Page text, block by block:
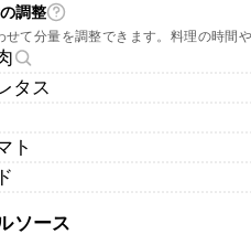
調整
せて分量を調整できます。料理の時間
タス
ト
ソース